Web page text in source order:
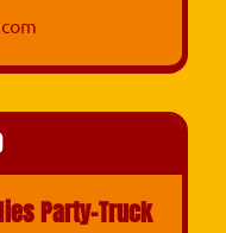
Party-Truck